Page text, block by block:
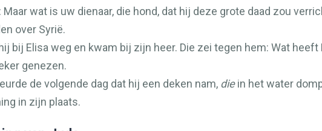
Maar wat is uw dienaar, die hond, dat hij deze grote daad zou
over Syrië.
bij Elisa weg en kwam bij zijn heer. Die zei tegen hem: Wat
genezen.
de volgende dag dat hij een deken nam, diein het water
in zijn plaats.